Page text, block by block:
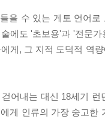
을 수 있는 게토 언어로
에도 '초보용'과 '전문가
게, 그 지적 도덕적 역
어내는 대신 18세기 런
게 인류의 가장 숭고한